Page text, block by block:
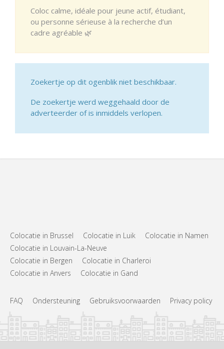
Coloc calme, idéale pour jeune actif, étudiant,
ou personne sérieuse à la recherche d’un
cadre agréable 🌿
Zoekertje op dit ogenblik niet beschikbaar.
De zoekertje werd weggehaald door de
adverteerder of is inmiddels verlopen.
Colocatie in Brussel Colocatie in Luik
Colocatie in Namen
Colocatie in Louvain-La-Neuve
Colocatie in Bergen
Colocatie in Charleroi
Colocatie in Anvers
Colocatie in Gand
FAQ Ondersteuning Gebruiksvoorwaarden Privacy policy